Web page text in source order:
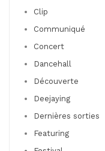
Clip
Communiqué
Concert
Dancehall
Découverte
Deejaying
Dernières sorties
Featuring